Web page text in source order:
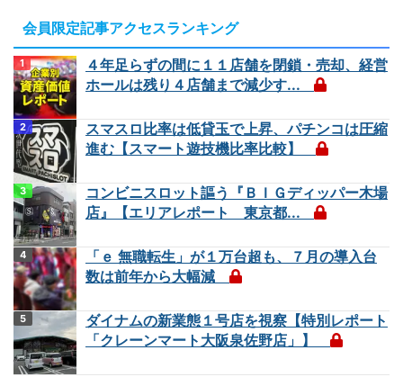
会員限定記事アクセスランキング
４年足らずの間に１１店舗を閉鎖・売却、経営
ホールは残り４店舗まで減少す...
スマスロ比率は低貸玉で上昇、パチンコは圧縮
進む【スマート遊技機比率比較】
コンビニスロット謳う『ＢＩＧディッパー木場
店』【エリアレポート 東京都...
「ｅ 無職転生」が１万台超も、７月の導入台
数は前年から大幅減
ダイナムの新業態１号店を視察【特別レポート
「クレーンマート大阪泉佐野店」】